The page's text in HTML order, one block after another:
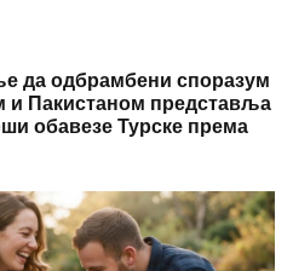
да одбрамбени споразум
и Пакистаном представља
обавезе Турске према